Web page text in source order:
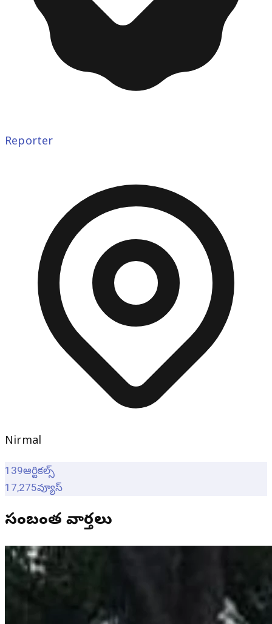
Reporter
Nirmal
139ఆర్టికల్స్
17,275వ్యూస్
సంబంధిత వార్తలు